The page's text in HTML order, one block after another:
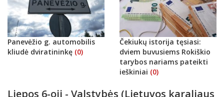
Panevėžio g. automobilis
kliudė dviratininkę (0)
Čekiukų istorija tęsiasi:
dviem buvusiems Rokiškio
tarybos nariams pateikti
ieškiniai (0)
Liepos 6-oji - Valstybės (Lietuvos karaliaus